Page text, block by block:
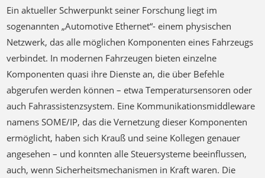
Netzwerk, das alle möglichen Komponenten eines Fahrzeugs
verbindet. In modernen Fahrzeugen bieten einzelne
Komponenten quasi ihre Dienste an, die über Befehle
abgerufen werden können – etwa Temperatursensoren oder
auch Fahrassistenzsystem. Eine Kommunikationsmiddleware
namens SOME/IP, das die Vernetzung dieser Komponenten
ermöglicht, haben sich Krauß und seine Kollegen genauer
angesehen – und konnten alle Steuersysteme beeinflussen,
auch, wenn Sicherheitsmechanismen in Kraft waren. Die
Gruppe schlug auch gleich mehrere Lösungen vor, um die
Schwachstellen zu beheben. „Interessant war, dass die